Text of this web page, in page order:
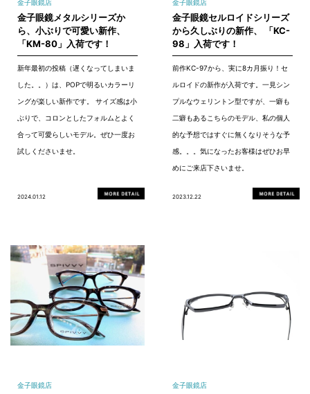
金子眼鏡店
金子眼鏡メタルシリーズか
ら、小ぶりで可愛い新作、
「KM-80」入荷です！
新年最初の投稿（遅くなってしまいま
した。。）は、POPで明るいカラーリ
ングが楽しい新作です。 サイズ感は小
ぶりで、コロンとしたフォルムとよく
合って可愛らしいモデル。ぜひ一度お
試しくださいませ。
2024.01.12
金子眼鏡店
金子眼鏡セルロイドシリーズ
から久しぶりの新作、 「KC-
98」入荷です！
前作KC-97から、実に8カ月振り！セ
ルロイドの新作が入荷です。一見シン
プルなウェリントン型ですが、一癖も
二癖もあるこちらのモデル、私の個人
的な予想ではすぐに無くなりそうな予
感。。。気になったお客様はぜひお早
めにご来店下さいませ。
2023.12.22
金子眼鏡店 金子眼鏡店